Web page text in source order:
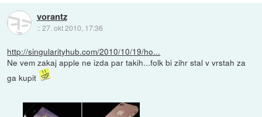
vorantz
::27. okt 2010, 17:36
http://singularityhub.com/2010/10/19/ho...
Ne vem zakaj apple ne izda par takih...folk bi zihr stal v vrstah za
ga kupit